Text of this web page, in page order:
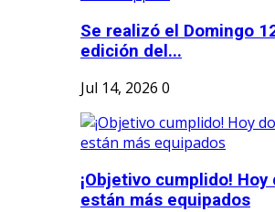
Se realizó el Domingo
edición del...
Jul 14, 2026 0
¡Objetivo cumplido!
están más equipados